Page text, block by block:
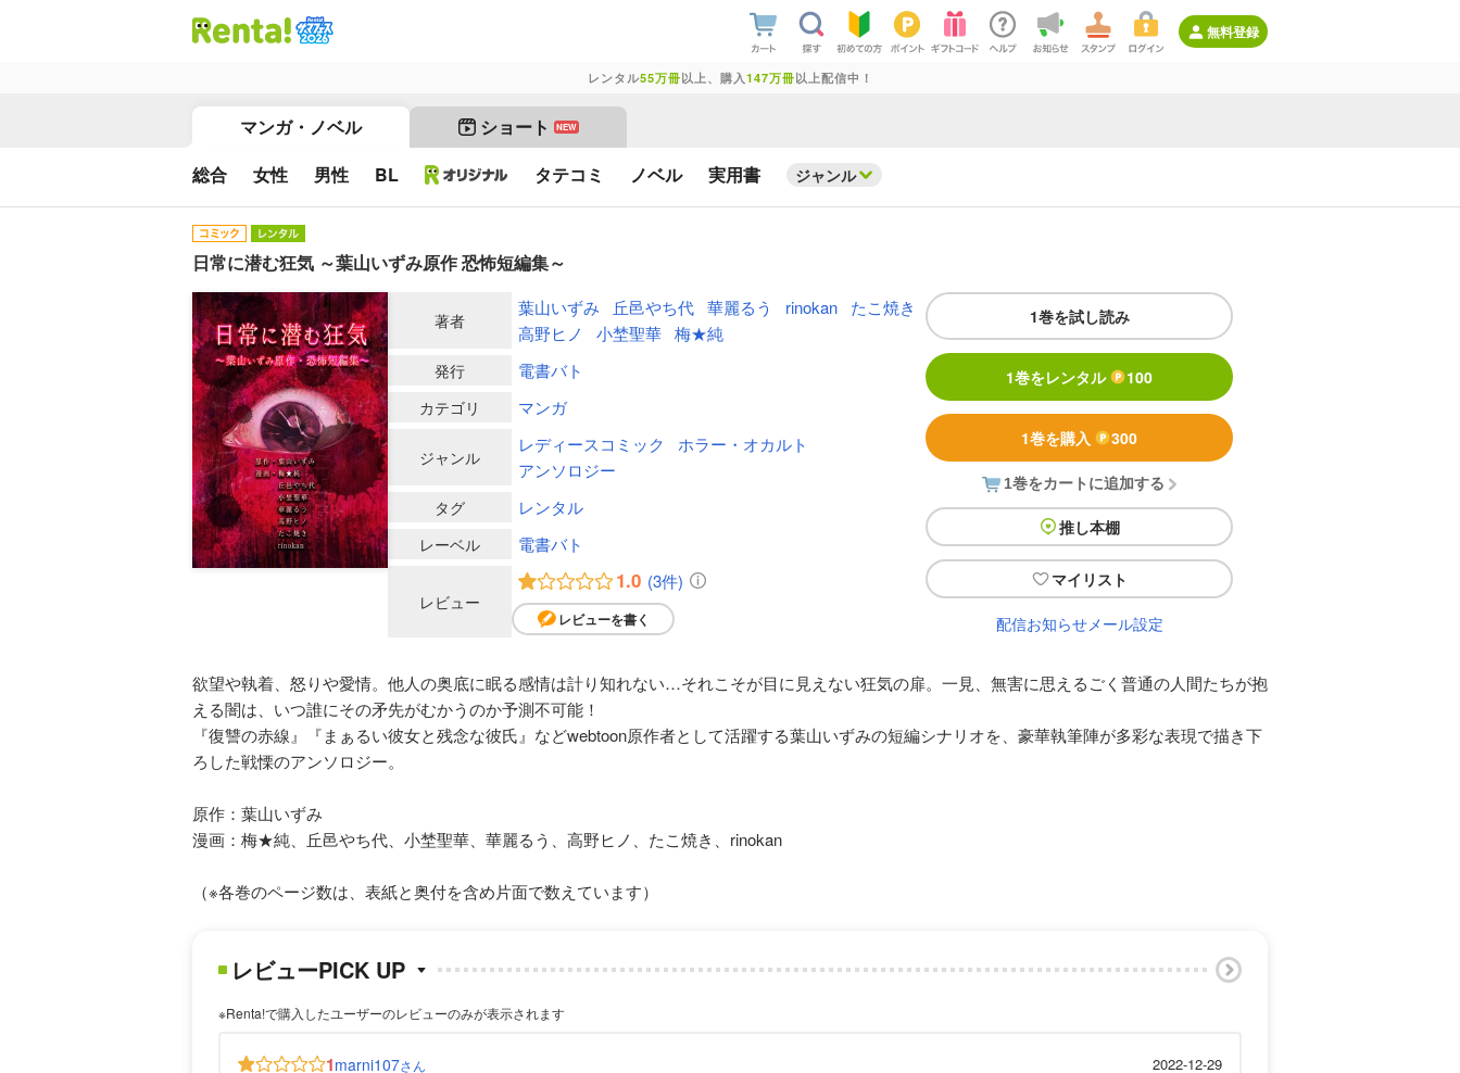
無料登録
レンタル55万冊以上、購入 147万冊以上配信中！
マンガ・ノベル ショート NEW
総合 女性 男性 BL タテコミ ノベル 実用書 ジャンル
日常に潜む狂気 ～葉山いずみ原作 恐怖短編集～
1巻を試し読み
1巻をレンタル 100
1巻を購入 300
1巻をカートに追加する
推し本棚
マイリスト
配信お知らせメール設定
著者
葉山いずみ 丘邑やち代 華麗るう rinokan
たこ焼き
高野ヒノ
小埜聖華 梅★純
発行 電書バト
カテゴリ マンガ
ジャンル
レディースコミック
ホラー・オカルト
アンソロジー
タグ レンタル
レーベル 電書バト
レビュー
1.0 (3件)
レビューを書く
欲望や執着、怒りや愛情。他人の奥底に眠る感情は計り知れない…それこそが目に見えない狂気の扉。一見、無害に思えるごく普通の人間たちが抱
える闇は、いつ誰にその矛先がむかうのか予測不可能！
『復讐の赤線』『まぁるい彼女と残念な彼氏』などwebtoon原作者として活躍する葉山いずみの短編シナリオを、豪華執筆陣が多彩な表現で描き下
ろした戦慄のアンソロジー。
原作：葉山いずみ
漫画：梅★純、丘邑やち代、小埜聖華、華麗るう、高野ヒノ、たこ焼き、rinokan
（※各巻のページ数は、表紙と奥付を含め片面で数えています）
レビューPICK UP
※Renta!で購入したユーザーのレビューのみが表示されます
1marni107さん 2022-12-29